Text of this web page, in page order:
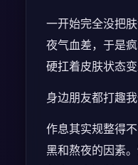
一开始完全没把
夜气血差，于是
硬扛着皮肤状态
身边朋友都打趣
作息其实规整得
黑和熬夜的因素